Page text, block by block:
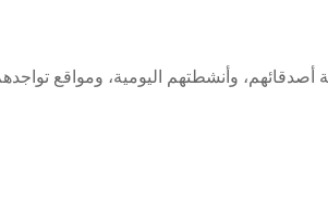
أصدقائهم، وأنشطتهم اليومية، ومواقع